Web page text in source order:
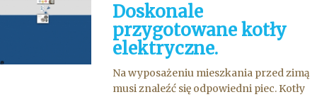
Doskonale
przygotowane kotły
elektryczne.
Na wyposażeniu mieszkania przed zimą
musi znaleźć się odpowiedni piec. Kotły